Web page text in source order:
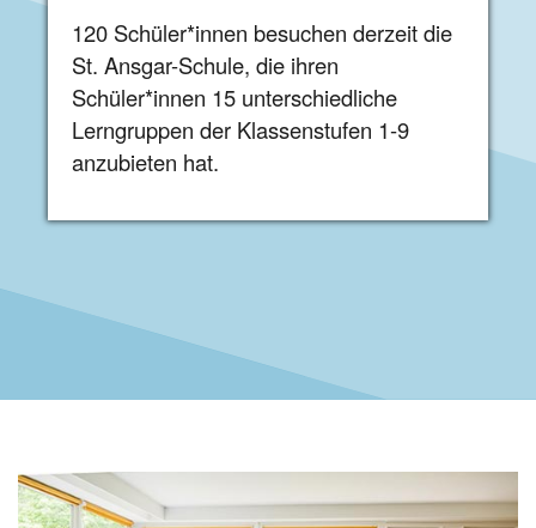
120 Schüler*innen besuchen derzeit die
St. Ansgar-Schule, die ihren
Schüler*innen 15 unterschiedliche
Lerngruppen der Klassenstufen 1-9
anzubieten hat.